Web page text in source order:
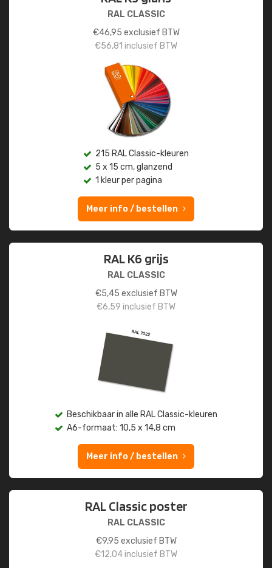
RAL CLASSIC
€46,95 exclusief BTW
€56,81 inclusief BTW
215 RAL Classic-kleuren
5 x 15 cm, glanzend
1 kleur per pagina
Meer info / bestellen
RAL K6 grijs
RAL CLASSIC
€5,45 exclusief BTW
€6,59 inclusief BTW
Beschikbaar in alle RAL Classic-kleuren
A6-formaat: 10,5 x 14,8 cm
Meer info / bestellen
RAL Classic poster
RAL CLASSIC
€9,95 exclusief BTW
€12,04inclusief BTW